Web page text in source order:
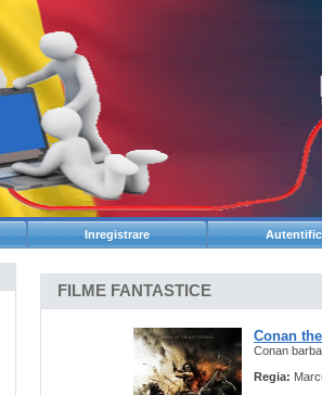
Inregistrare
FILME FANTASTICE
Conan
Conan
Regia: